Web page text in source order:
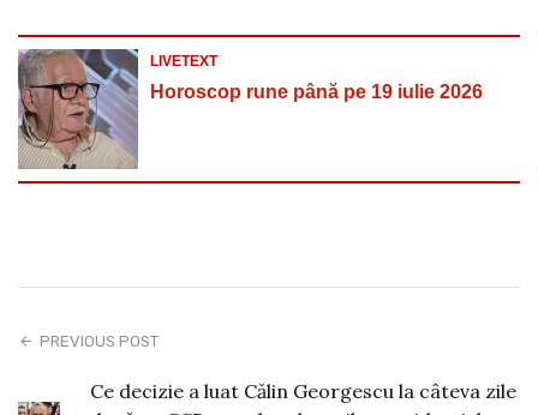
LIVETEXT
Horoscop rune până pe 19 iulie 2026
PREVIOUS POST
Ce decizie a luat Călin Georgescu la câteva zile